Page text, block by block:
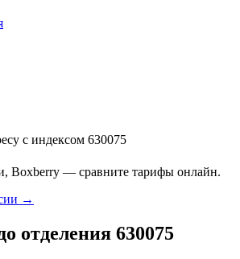
с индексом 630075
Boxberry — сравните тарифы онлайн.
→
отделения 630075